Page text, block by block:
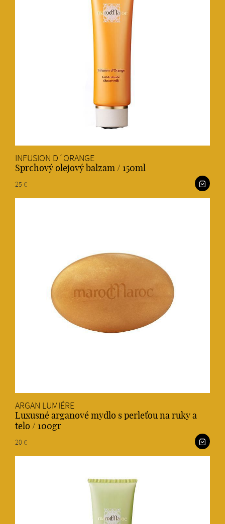
INFUSION D´ORANGE
Sprchový olejový balzam / 150ml
25 €
ARGAN LUMIÉRE
Luxusné arganové mydlo s perleťou na ruky a
telo / 100gr
20 €